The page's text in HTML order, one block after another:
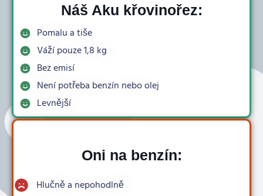
Náš Aku křovinořez​:
Pomalu a tiše
Váží pouze 1,8 kg
Bez emisí
Není potřeba benzín nebo olej
Levnější
Oni na benzín:
Hlučně a nepohodlně